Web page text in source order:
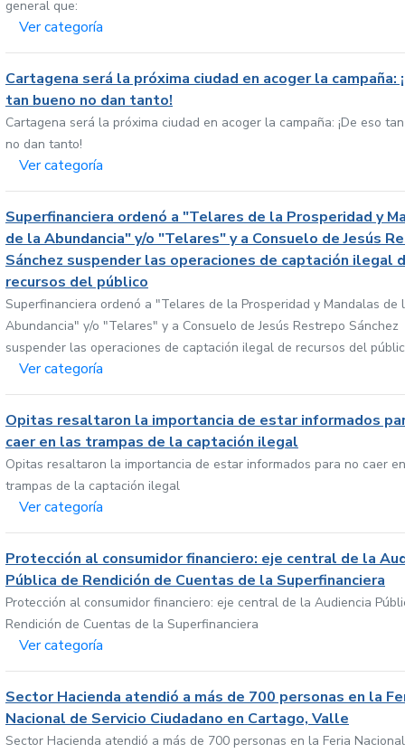
general que:
Ver categoría
Cartagena será la próxima ciudad en acoger la campaña:
tan bueno no dan tanto!
Cartagena será la próxima ciudad en acoger la campaña: ¡De eso
no dan tanto!
Ver categoría
Superfinanciera ordenó a "Telares de la Prosperidad y
de la Abundancia" y/o "Telares" y a Consuelo de Jesús
Sánchez suspender las operaciones de captación ilegal
recursos del público
Superfinanciera ordenó a "Telares de la Prosperidad y Mandalas de
Abundancia" y/o "Telares" y a Consuelo de Jesús Restrepo Sánchez
suspender las operaciones de captación ilegal de recursos del
Ver categoría
Opitas resaltaron la importancia de estar informados
caer en las trampas de la captación ilegal
Opitas resaltaron la importancia de estar informados para no caer
trampas de la captación ilegal
Ver categoría
Protección al consumidor financiero: eje central de la
Pública de Rendición de Cuentas de la Superfinanciera
Protección al consumidor financiero: eje central de la Audiencia
Rendición de Cuentas de la Superfinanciera
Ver categoría
Sector Hacienda atendió a más de 700 personas en la
Nacional de Servicio Ciudadano en Cartago, Valle
Sector Hacienda atendió a más de 700 personas en la Feria